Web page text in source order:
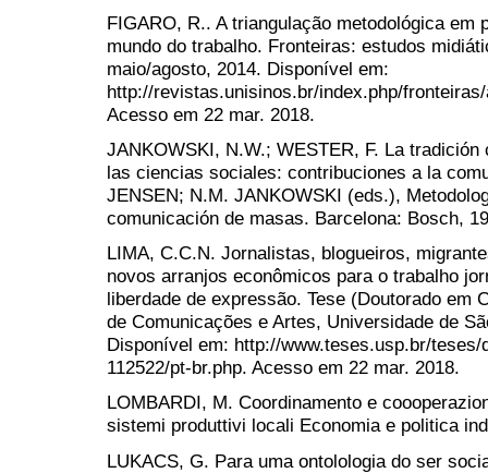
FIGARO, R.. A triangulação metodológica em
mundo do trabalho. Fronteiras: estudos
maio/agosto, 2014. Disponível em:
http://revistas.unisinos.br/index.php/
Acesso em 22 mar. 2018.
JANKOWSKI, N.W.; WESTER, F. La
las ciencias sociales: contribuciones a la
JENSEN; N.M. JANKOWSKI (eds.),
comunicación de masas. Barcelona: Bosch,
LIMA, C.C.N. Jornalistas, blogueiros,
novos arranjos econômicos para o trabalho
liberdade de expressão. Tese (Doutorado em
de Comunicações e Artes, Universidade de
Disponível em: http://www.teses.usp.br/
112522/pt-br.php. Acesso em 22 mar. 2018.
LOMBARDI, M. Coordinamento e
sistemi produttivi locali Economia e politica
LUKACS, G. Para uma ontolologia do ser